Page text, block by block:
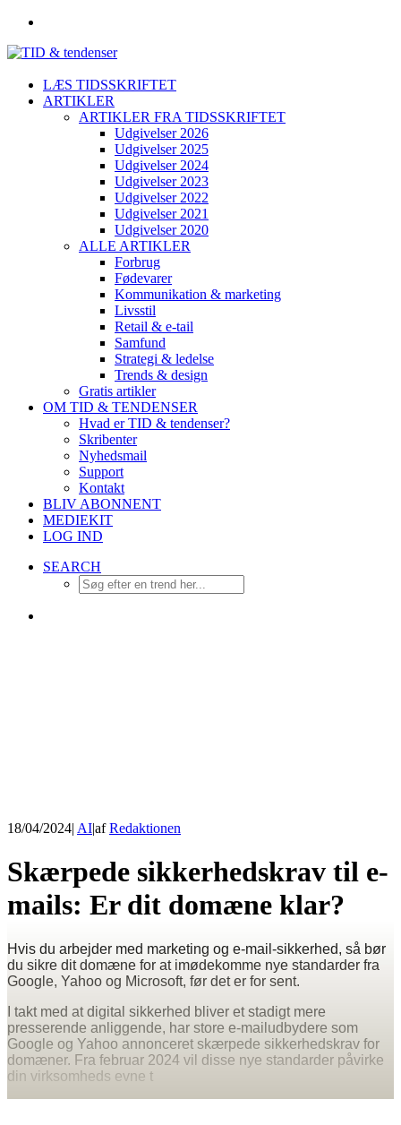
LÆS TIDSSKRIFTET
ARTIKLER
ARTIKLER FRA TIDSSKRIFTET
Udgivelser 2026
Udgivelser 2025
Udgivelser 2024
Udgivelser 2023
Udgivelser 2022
Udgivelser 2021
Udgivelser 2020
ALLE ARTIKLER
Forbrug
Fødevarer
Kommunikation & marketing
Livsstil
Retail & e-tail
Samfund
Strategi & ledelse
Trends & design
Gratis artikler
OM TID & TENDENSER
Hvad er TID & tendenser?
Skribenter
Nyhedsmail
Support
Kontakt
BLIV ABONNENT
MEDIEKIT
LOG IND
SEARCH
18/04/2024| AI|afRedaktionen
Skærpede sikkerhedskrav til e-
mails: Er dit domæne klar?
Hvis du arbejder med marketing og e-mail-sikkerhed, så bør
du sikre dit domæne for at imødekomme nye standarder fra
Google, Yahoo og Microsoft, før det er for sent.
I takt med at digital sikkerhed bliver et stadigt mere
presserende anliggende, har store e-mailudbydere som
Google og Yahoo annonceret skærpede sikkerhedskrav for
domæner. Fra februar 2024 vil disse nye standarder påvirke
din virksomheds evne t